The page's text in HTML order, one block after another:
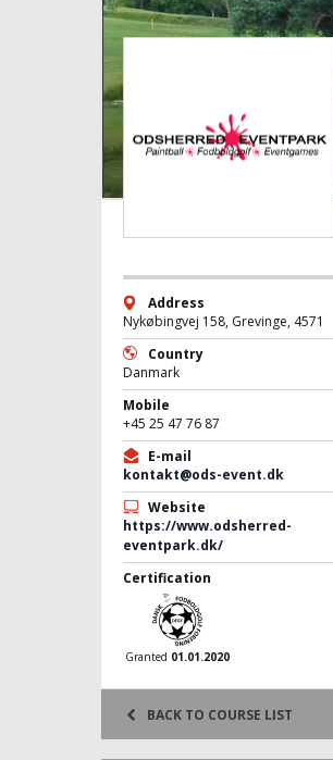
Address
Nykøbingvej 158, Grevinge, 4571
Country
Danmark
Mobile
+45 25 47 76 87
E-mail
kontakt@ods-event.dk
Website
https://www.odsherred-
eventpark.dk/
Certification
Granted 01.01.2020
BACK TO COURSE LIST